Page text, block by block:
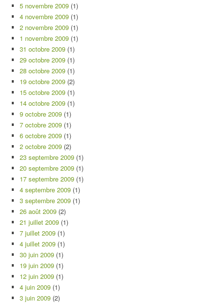
5 novembre 2009 (1)
4 novembre 2009 (1)
2 novembre 2009 (1)
1 novembre 2009 (1)
31 octobre 2009 (1)
29 octobre 2009 (1)
28 octobre 2009 (1)
19 octobre 2009 (2)
15 octobre 2009 (1)
14 octobre 2009 (1)
9 octobre 2009 (1)
7 octobre 2009 (1)
6 octobre 2009 (1)
2 octobre 2009 (2)
23 septembre 2009 (1)
20 septembre 2009 (1)
17 septembre 2009 (1)
4 septembre 2009 (1)
3 septembre 2009 (1)
26 août 2009 (2)
21 juillet 2009 (1)
7 juillet 2009 (1)
4 juillet 2009 (1)
30 juin 2009 (1)
19 juin 2009 (1)
12 juin 2009 (1)
4 juin 2009 (1)
3 juin 2009 (2)